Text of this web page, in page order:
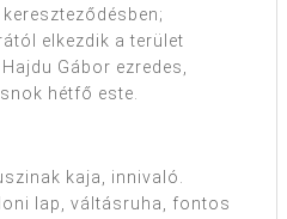
elkezdik a terület
Gábor ezredes,
hétfő este.
kaja, innivaló.
lap, váltásruha, fontos